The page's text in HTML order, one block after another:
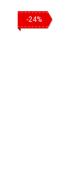
-24%